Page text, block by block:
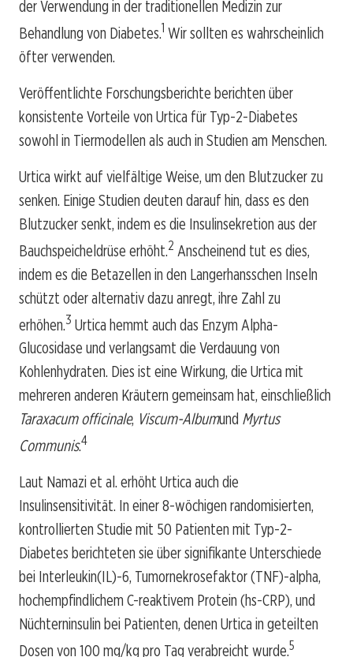
der Verwendung in der traditionellen Medizin zur
Behandlung von Diabetes.1 Wir sollten es wahrscheinlich
öfter verwenden.
Veröffentlichte Forschungsberichte berichten über
konsistente Vorteile von Urtica für Typ-2-Diabetes
sowohl in Tiermodellen als auch in Studien am Menschen.
Urtica wirkt auf vielfältige Weise, um den Blutzucker zu
senken. Einige Studien deuten darauf hin, dass es den
Blutzucker senkt, indem es die Insulinsekretion aus der
Bauchspeicheldrüse erhöht.2 Anscheinend tut es dies,
indem es die Betazellen in den Langerhansschen Inseln
schützt oder alternativ dazu anregt, ihre Zahl zu
erhöhen.3 Urtica hemmt auch das Enzym Alpha-
Glucosidase und verlangsamt die Verdauung von
Kohlenhydraten. Dies ist eine Wirkung, die Urtica mit
mehreren anderen Kräutern gemeinsam hat, einschließlich
Taraxacum officinale, Viscum-Albumund Myrtus
Communis.4
Laut Namazi et al. erhöht Urtica auch die
Insulinsensitivität. In einer 8-wöchigen randomisierten,
kontrollierten Studie mit 50 Patienten mit Typ-2-
Diabetes berichteten sie über signifikante Unterschiede
bei Interleukin(IL)-6, Tumornekrosefaktor (TNF)-alpha,
hochempfindlichem C-reaktivem Protein (hs-CRP), und
Nüchterninsulin bei Patienten, denen Urtica in geteilten
Dosen von 100 mg/kg pro Tag verabreicht wurde.5